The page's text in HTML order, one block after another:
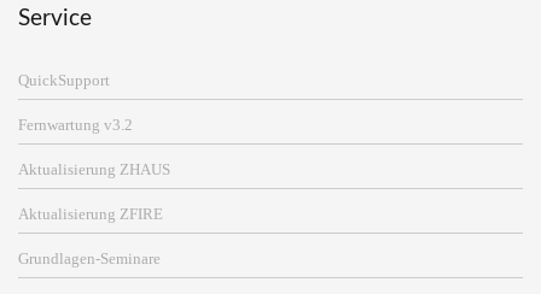
Service
QuickSupport
Fernwartung v3.2
Aktualisierung ZHAUS
Aktualisierung ZFIRE
Grundlagen-Seminare